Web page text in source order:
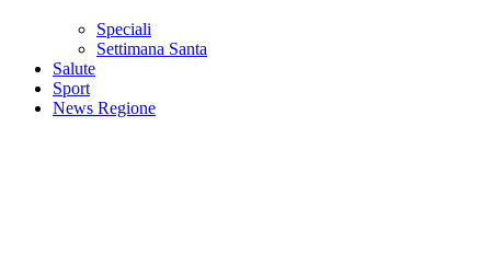
Speciali
Settimana Santa
Salute
Sport
News Regione